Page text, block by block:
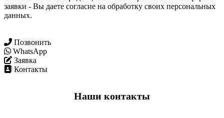
заявки - Вы даете согласие на обработку своих персональных
данных.
Позвонить
WhatsApp
Заявка
Контакты
Наши контакты